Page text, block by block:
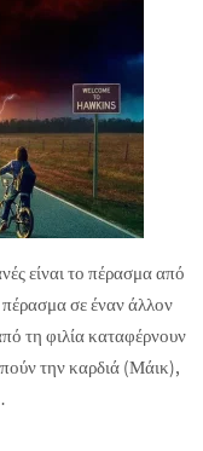
είναι το πέρασμα από
πέρασμα σε έναν άλλον
τη φιλία καταφέρνουν
την καρδιά (Μάικ),